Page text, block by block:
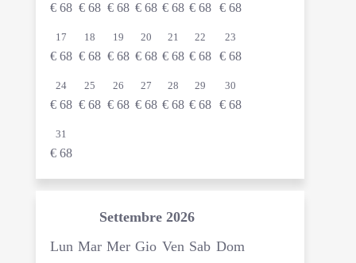
€ 68 € 68 € 68 € 68 € 68 € 68 € 68
17
€ 68
18
€ 68
19
€ 68
20
€ 68
21
€ 68
22
€ 68
23
€ 68
24
€ 68
25
€ 68
26
€ 68
27
€ 68
28
€ 68
29
€ 68
30
€ 68
31
€ 68
Settembre 2026
Lun Mar Mer Gio Ven Sab Dom